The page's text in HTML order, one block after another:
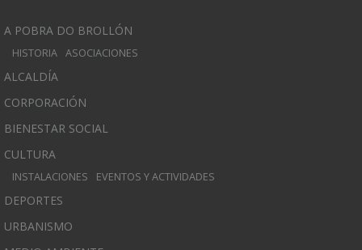
A POBRA DO BROLLÓN
HISTORIA ASOCIACIONES
ALCALDÍA
CORPORACIÓN
BIENESTAR SOCIAL
CULTURA
INSTALACIONES EVENTOS Y ACTIVIDADES
DEPORTES
URBANISMO